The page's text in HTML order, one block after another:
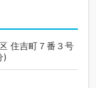
住吉町７番３号
)